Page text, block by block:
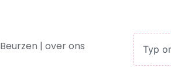
Beurzen | over ons